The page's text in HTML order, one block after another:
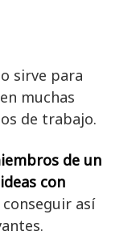
sirve para
muchas
de trabajo.
de un
con
conseguir así